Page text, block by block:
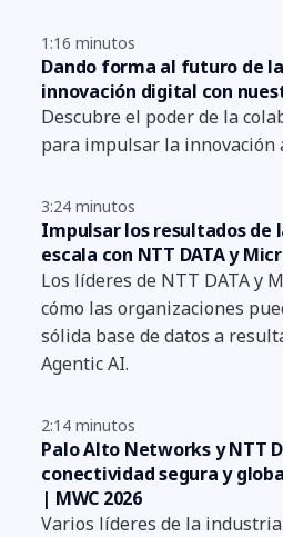
1:16 minutos
Dando forma al futuro de
innovación digital con
Descubre el poder de la
para impulsar la innovación
3:24 minutos
Impulsar los resultados de
escala con NTT DATA y
Los líderes de NTT DATA y
cómo las organizaciones
sólida base de datos a
Agentic AI.
2:14 minutos
Palo Alto Networks y NTT
conectividad segura y
| MWC 2026
Varios líderes de la